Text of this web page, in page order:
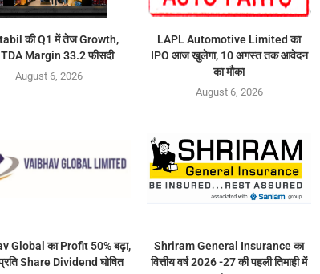
की Q1 में तेज Growth,
Margin 33.2 फीसदी
August 6, 2026
LAPL Automotive Limited का
IPO आज खुलेगा, 10 अगस्त तक आवेदन
का मौका
August 6, 2026
Global का Profit 50% बढ़ा,
Share Dividend घोषित
Shriram General Insurance का
वित्तीय वर्ष 2026 -27 की पहली तिमाही में